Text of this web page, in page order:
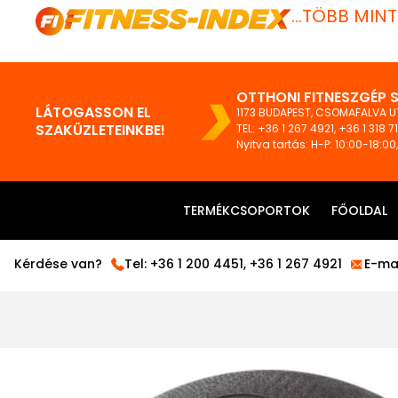
...TÖBB
LÁTOGASSON EL
SZAKÜZLETEINKBE!
OTTHONI FITNESZGÉP
1173 BUDAPEST, CSOMAFALVA
TEL: +36 1 267 4921, +36 1 318
Nyitva tartás: H-P: 10:00-
TERMÉKCSOPORTOK FŐOLDAL
Kérdése van? Tel: +36 1 200 4451, +36 1 267 4921 E-